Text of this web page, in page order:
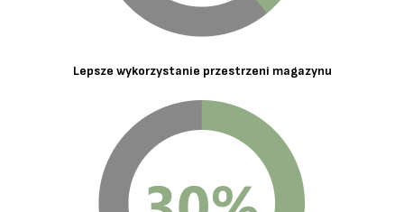
Lepsze wykorzystanie przestrzeni magazynu